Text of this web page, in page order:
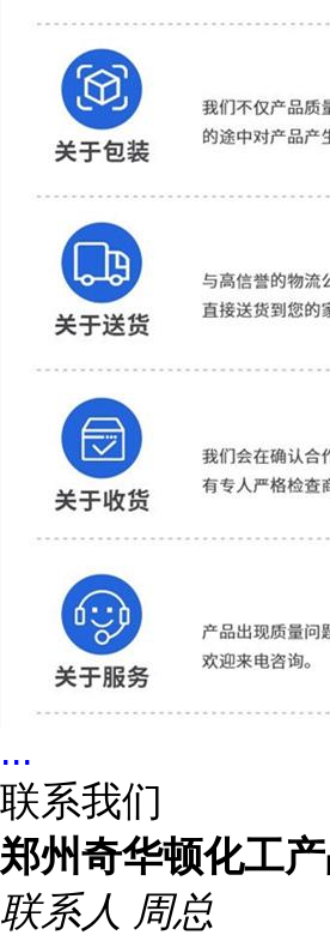
...
联系我们
郑州奇华顿化工
联系人 周总